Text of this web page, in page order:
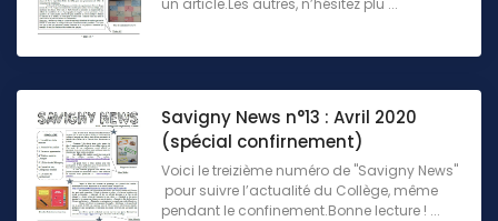
Savigny News n°13 : Avril 2020
(spécial confirnement)
Voici le treizième numéro de "Savigny News"
pour suivre l’actualité du Collège, même
pendant le confinement.Bonne lecture ! ...